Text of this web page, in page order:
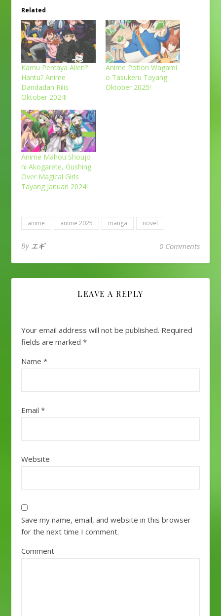
Related
Kamu Percaya Alien?
Hantu? Anime
Dandadan Rilis
Oktober 2024!
Anime Potion Wagami
o Tasukeru Tayang
Oktober 2025!
Anime Mahou Shoujo
ni Akogarete, Gushing
Over Magical Girls
Tayang Januari 2024!
anime anime 2025 manga novel
By エギ 0 Comments
LEAVE A REPLY
Your email address will not be published. Required
fields are marked *
Name *
Email *
Website
Save my name, email, and website in this browser
for the next time I comment.
Comment